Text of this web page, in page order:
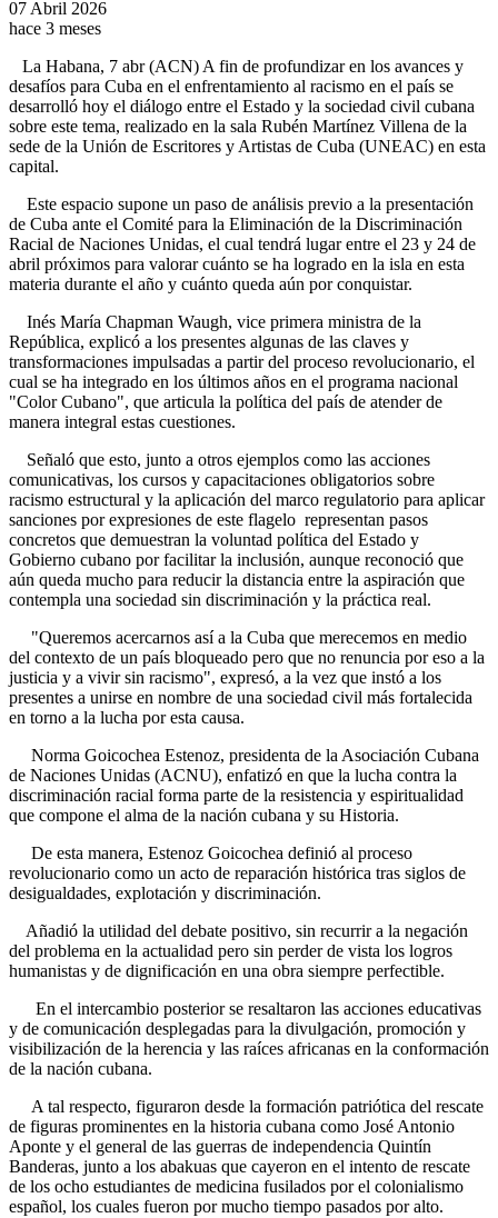
07 Abril 2026
hace 3 meses
La Habana, 7 abr (ACN) A fin de profundizar en los avances y
desafíos para Cuba en el enfrentamiento al racismo en el país se
desarrolló hoy el diálogo entre el Estado y la sociedad civil cubana
sobre este tema, realizado en la sala Rubén Martínez Villena de la
sede de la Unión de Escritores y Artistas de Cuba (UNEAC) en esta
capital.
Este espacio supone un paso de análisis previo a la presentación
de Cuba ante el Comité para la Eliminación de la Discriminación
Racial de Naciones Unidas, el cual tendrá lugar entre el 23 y 24 de
abril próximos para valorar cuánto se ha logrado en la isla en esta
materia durante el año y cuánto queda aún por conquistar.
Inés María Chapman Waugh, vice primera ministra de la
República, explicó a los presentes algunas de las claves y
transformaciones impulsadas a partir del proceso revolucionario, el
cual se ha integrado en los últimos años en el programa nacional
"Color Cubano", que articula la política del país de atender de
manera integral estas cuestiones.
Señaló que esto, junto a otros ejemplos como las acciones
comunicativas, los cursos y capacitaciones obligatorios sobre
racismo estructural y la aplicación del marco regulatorio para aplicar
sanciones por expresiones de este flagelo representan pasos
concretos que demuestran la voluntad política del Estado y
Gobierno cubano por facilitar la inclusión, aunque reconoció que
aún queda mucho para reducir la distancia entre la aspiración que
contempla una sociedad sin discriminación y la práctica real.
"Queremos acercarnos así a la Cuba que merecemos en medio
del contexto de un país bloqueado pero que no renuncia por eso a la
justicia y a vivir sin racismo", expresó, a la vez que instó a los
presentes a unirse en nombre de una sociedad civil más fortalecida
en torno a la lucha por esta causa.
Norma Goicochea Estenoz, presidenta de la Asociación Cubana
de Naciones Unidas (ACNU), enfatizó en que la lucha contra la
discriminación racial forma parte de la resistencia y espiritualidad
que compone el alma de la nación cubana y su Historia.
De esta manera, Estenoz Goicochea definió al proceso
revolucionario como un acto de reparación histórica tras siglos de
desigualdades, explotación y discriminación.
Añadió la utilidad del debate positivo, sin recurrir a la negación
del problema en la actualidad pero sin perder de vista los logros
humanistas y de dignificación en una obra siempre perfectible.
En el intercambio posterior se resaltaron las acciones educativas
y de comunicación desplegadas para la divulgación, promoción y
visibilización de la herencia y las raíces africanas en la conformación
de la nación cubana.
A tal respecto, figuraron desde la formación patriótica del rescate
de figuras prominentes en la historia cubana como José Antonio
Aponte y el general de las guerras de independencia Quintín
Banderas, junto a los abakuas que cayeron en el intento de rescate
de los ocho estudiantes de medicina fusilados por el colonialismo
español, los cuales fueron por mucho tiempo pasados por alto.